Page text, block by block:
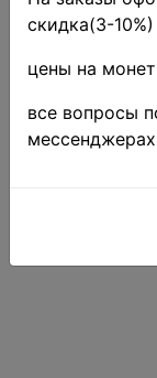
скидка(3-
цены на
все вопросы